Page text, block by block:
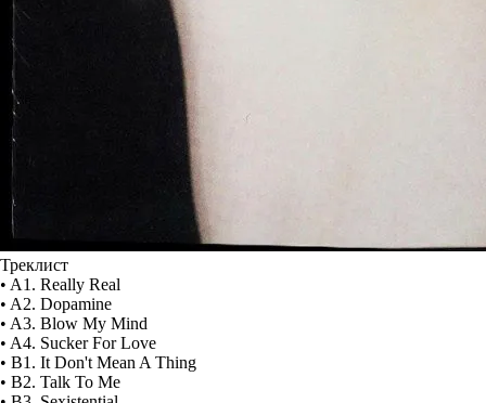
Треклист
• A1. Really Real
• A2. Dopamine
• A3. Blow My Mind
• A4. Sucker For Love
• B1. It Don't Mean A Thing
• B2. Talk To Me